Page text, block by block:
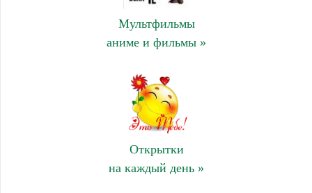
Мультфильмы
аниме и фильмы »
Открытки
на каждый день »